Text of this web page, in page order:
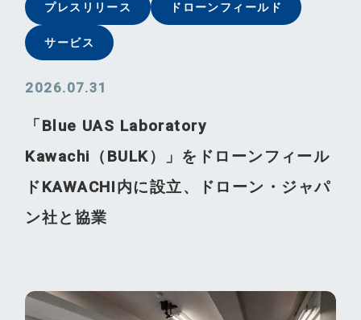
プレスリリース ドローンフィールド
サービス
2026.07.31
「Blue UAS Laboratory
Kawachi（BULK）」をドローンフィール
ドKAWACHI内に設立、ドローン・ジャパ
ン社と協業